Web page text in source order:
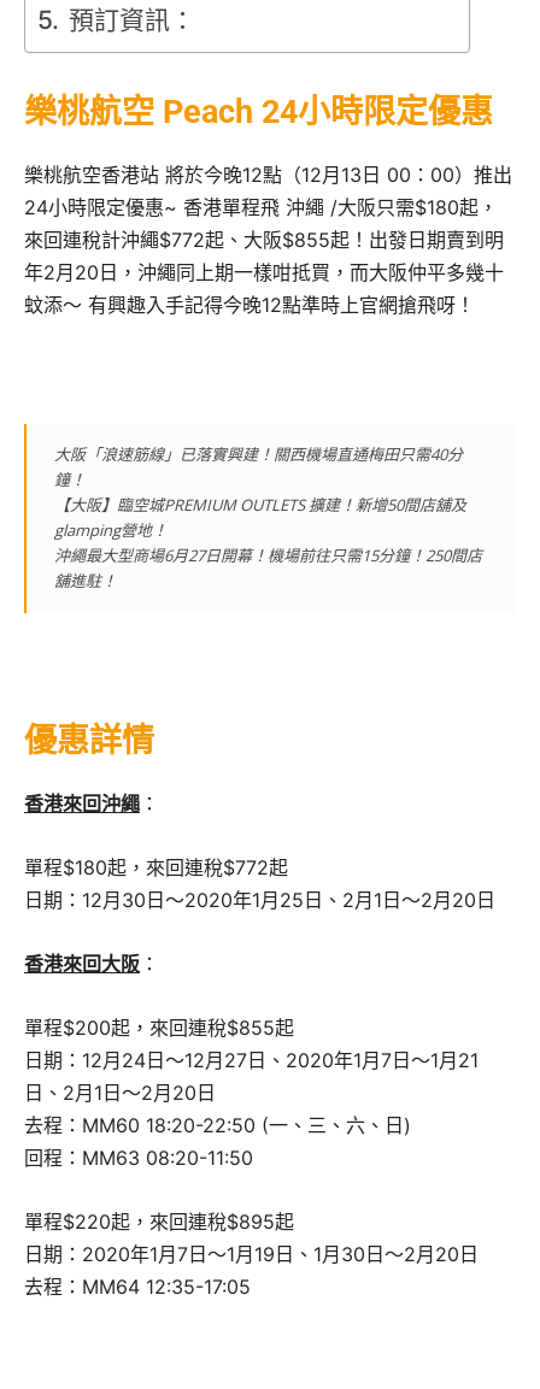
預訂資訊：
樂桃航空 Peach 24小時限定優惠
樂桃航空香港站 將於今晚12點（12月13日 00：00）推出
24小時限定優惠~ 香港單程飛 沖繩 /大阪只需$180起，
來回連稅計沖繩$772起、大阪$855起！出發日期賣到明
年2月20日，沖繩同上期一樣咁抵買，而大阪仲平多幾十
蚊添～ 有興趣入手記得今晚12點準時上官網搶飛呀！
大阪「浪速筋線」已落實興建！關西機場直通梅田只需40分
鐘！
【大阪】臨空城PREMIUM OUTLETS 擴建！新增50間店舖及
glamping營地！
沖繩最大型商場6月27日開幕！機場前往只需15分鐘！250間店
舖進駐！
優惠詳情
香港來回沖繩 ：
單程$180起，來回連稅$772起
日期：12月30日～2020年1月25日、2月1日～2月20日
香港來回大阪 ：
單程$200起，來回連稅$855起
日期：12月24日～12月27日、2020年1月7日～1月21
日、2月1日～2月20日
去程：MM60 18:20-22:50 (一、三、六、日)
回程：MM63 08:20-11:50
單程$220起，來回連稅$895起
日期：2020年1月7日～1月19日、1月30日～2月20日
去程：MM64 12:35-17:05